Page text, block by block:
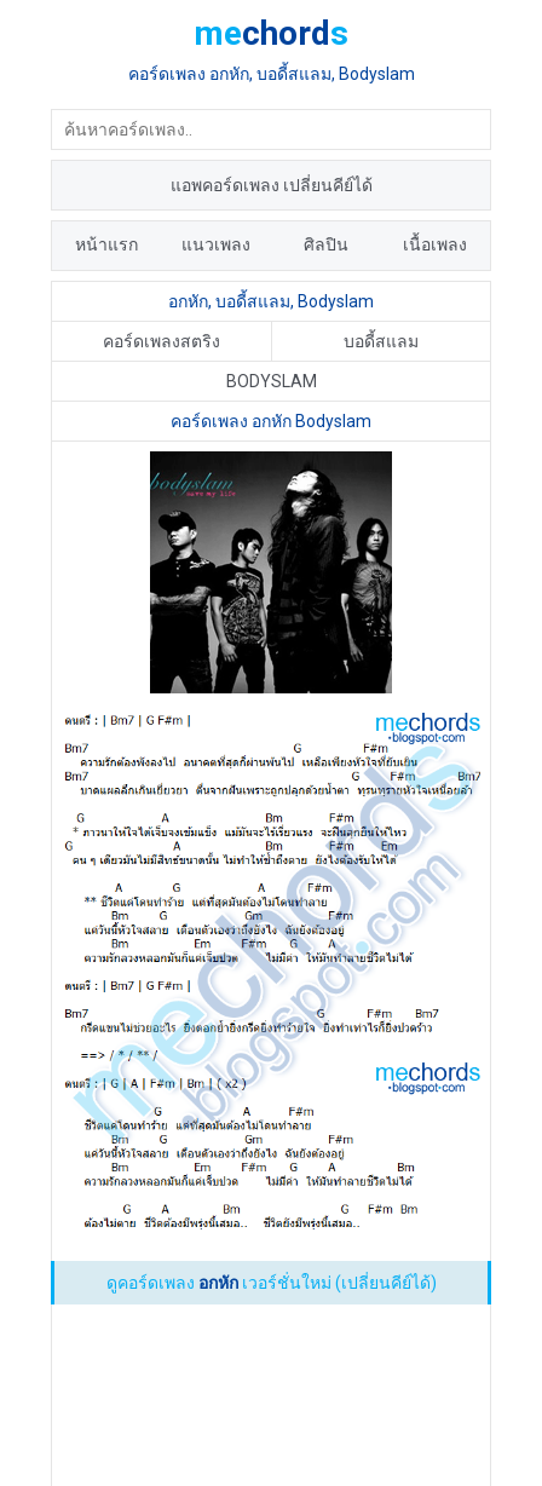
mechords
คอร์ดเพลง อกหัก, บอดี้สแลม, Bodyslam
แอพคอร์ดเพลง เปลี่ยนคีย์ได้
หน้าแรก แนวเพลง ศิลปิน เนื้อเพลง
อกหัก, บอดี้สแลม, Bodyslam
คอร์ดเพลงสตริง บอดี้สแลม
BODYSLAM
คอร์ดเพลง อกหัก Bodyslam
ดูคอร์ดเพลง อกหักเวอร์ชั่นใหม่ (เปลี่ยนคีย์ได้)